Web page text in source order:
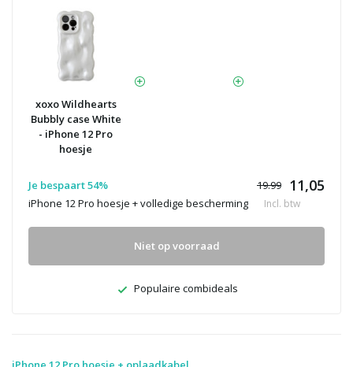
xoxo Wildhearts
Bubbly case White
- iPhone 12 Pro
hoesje
Je bespaart 54% 19.99 11,05
iPhone 12 Pro hoesje + volledige bescherming Incl. btw
Niet op voorraad
Populaire combideals